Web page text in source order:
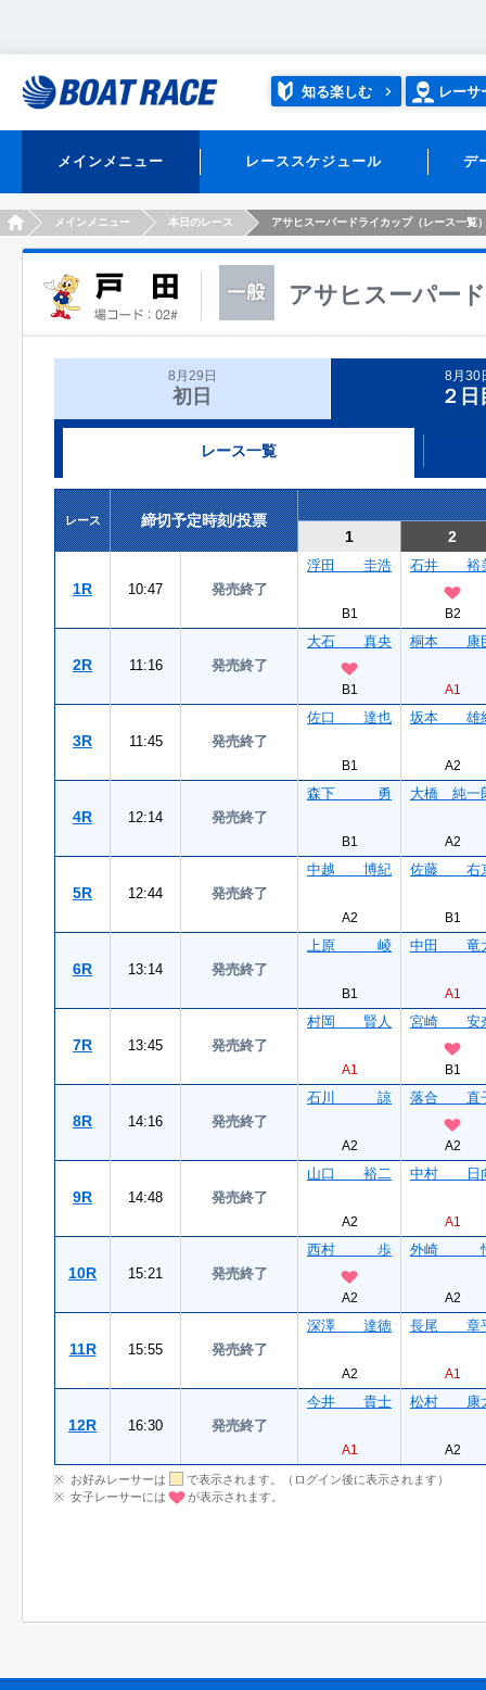
知る楽しむ レーサ
メインメニュー レーススケジュール デ
HOMEメインメニュー 本日のレース アサヒスーパードライカップ（レース一覧
アサヒスーパー
8月29日
初日
8月30
２日
レース一覧
レース
締切予定時刻/投票
1
2
1R 10:47 発売終了
浮田 圭浩
B1
石井 裕
B2
2R 11:16 発売終了
大石 真央
B1
桐本 康
A1
3R 11:45 発売終了
佐口 達也
B1
坂本 雄
A2
4R 12:14 発売終了
森下 勇
B1
大橋 純一
A2
5R 12:44 発売終了
中越 博紀
A2
佐藤 右
B1
6R 13:14 発売終了
上原 崚
B1
中田 竜
A1
7R 13:45 発売終了
村岡 賢人
A1
宮崎 安
B1
8R 14:16 発売終了
石川 諒
A2
落合 直
A2
9R 14:48 発売終了
山口 裕二
A2
中村 日
A1
10R 15:21 発売終了
西村 歩
A2
外崎
A2
11R 15:55 発売終了
深澤 達徳
A2
長尾 章
A1
12R 16:30 発売終了
今井 貴士
A1
松村 康
A2
お好みレーサーは
で表示されます。（ログイン後に表示されます）
女子レーサーには
が表示されます。